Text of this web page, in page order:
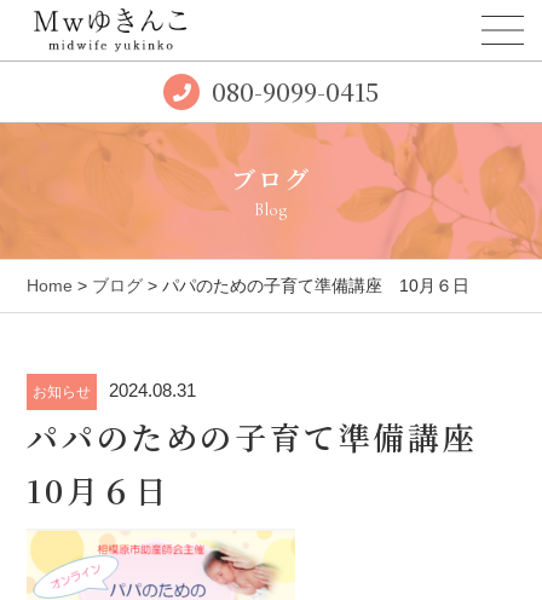
080-9099-0415
ブログ
Blog
Home > ブログ > パパのための子育て準備講座 10月６日
お知らせ 2024.08.31
パパのための子育て準備講座
10月６日